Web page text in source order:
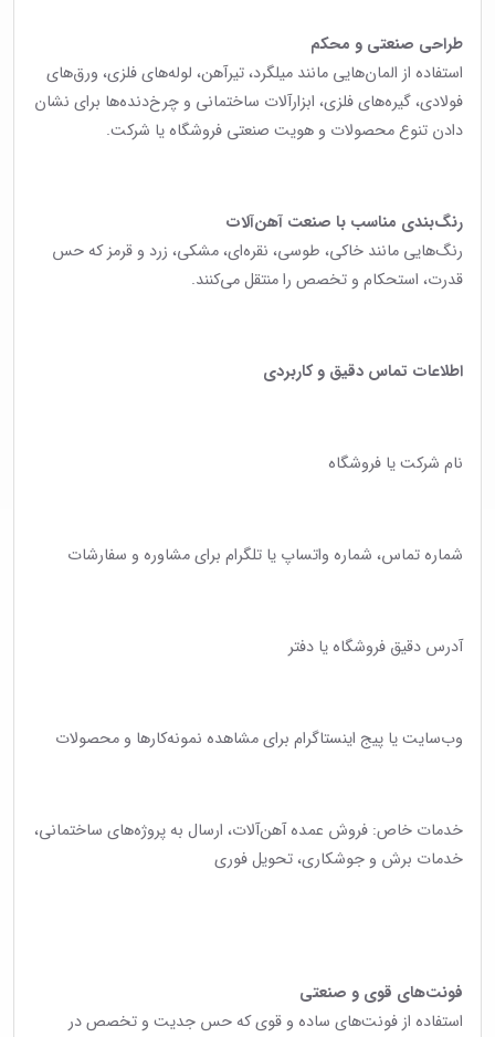
طراحی صنعتی و محکم
استفاده از المان‌هایی مانند میلگرد، تیرآهن، لوله‌های فلزی، ورق‌های
فولادی، گیره‌های فلزی، ابزارآلات ساختمانی و چرخ‌دنده‌ها برای نشان
دادن تنوع محصولات و هویت صنعتی فروشگاه یا شرکت.
رنگ‌بندی مناسب با صنعت آهن‌آلات
رنگ‌هایی مانند خاکی، طوسی، نقره‌ای، مشکی، زرد و قرمز که حس
قدرت، استحکام و تخصص را منتقل می‌کنند.
اطلاعات تماس دقیق و کاربردی
نام شرکت یا فروشگاه
شماره تماس، شماره واتساپ یا تلگرام برای مشاوره و سفارشات
آدرس دقیق فروشگاه یا دفتر
وب‌سایت یا پیج اینستاگرام برای مشاهده نمونه‌کارها و محصولات
خدمات خاص: فروش عمده آهن‌آلات، ارسال به پروژه‌های ساختمانی،
خدمات برش و جوشکاری، تحویل فوری
فونت‌های قوی و صنعتی
استفاده از فونت‌های ساده و قوی که حس جدیت و تخصص در